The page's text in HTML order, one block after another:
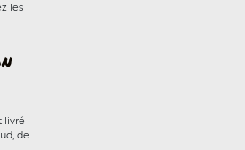
les
livré
de